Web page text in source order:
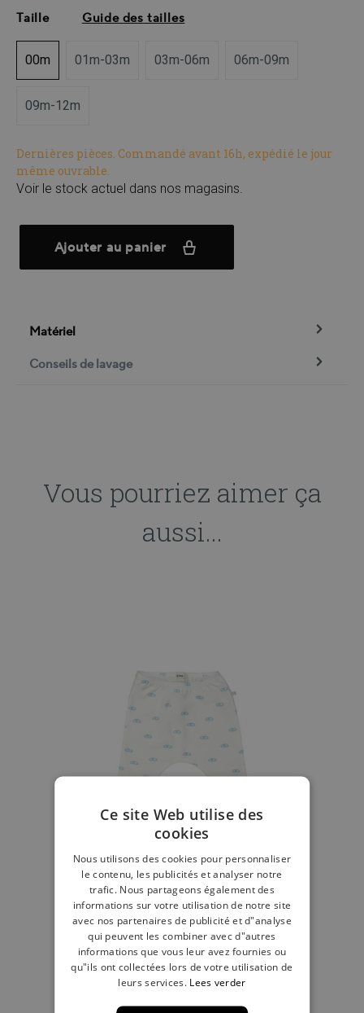
Taille Guide des tailles
00m 01m-03m 03m-06m 06m-09m
09m-12m
Dernières pièces. Commandé avant 16h, expédié le jour
même ouvrable.
Voir le stock actuel dans nos magasins.
Ajouter au panier
Matériel
Conseils de lavage
Vous pourriez aimer ça
aussi...
Pantalon masque blanc
12,99 €
Ce site Web utilise des
cookies
Nous utilisons des cookies pour personnaliser
le contenu, les publicités et analyser notre
trafic. Nous partageons également des
informations sur votre utilisation de notre site
avec nos partenaires de publicité et d"analyse
qui peuvent les combiner avec d"autres
informations que vous leur avez fournies ou
qu"ils ont collectées lors de votre utilisation de
leurs services. Lees verder